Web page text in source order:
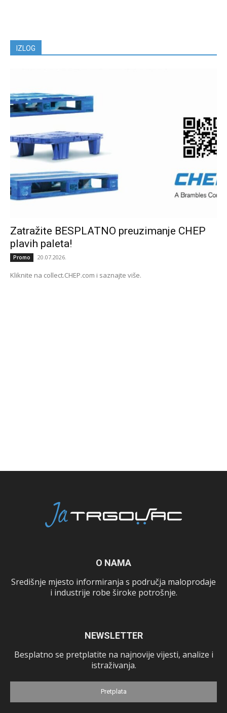
IZLOG
Zatražite BESPLATNO preuzimanje CHEP
plavih paleta!
Promo 20.07.2026.
Kliknite na collect.CHEP.com i saznajte više.
O NAMA
Središnje mjesto informiranja s područja maloprodaje
i industrije robe široke potrošnje.
NEWSLETTER
Besplatno se pretplatite na najnovije vijesti, analize i
istraživanja.
Pretplata